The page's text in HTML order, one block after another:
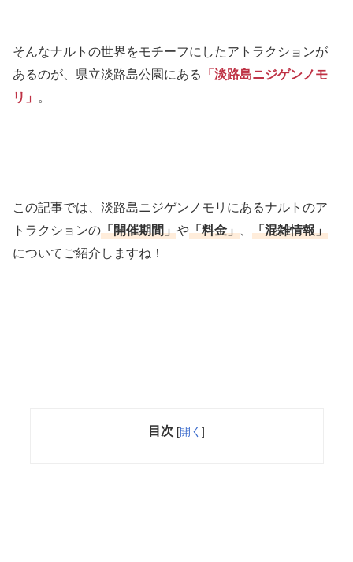
そんなナルトの世界をモチーフにしたアトラクションが
あるのが、県立淡路島公園にある
「淡路島ニジゲンノモ
リ」 。
この記事では、淡路島ニジゲンノモリにあるナルトのア
トラクションの「開催期間」や「料金」 、「混雑情報」
についてご紹介しますね！
目次 [開く ]